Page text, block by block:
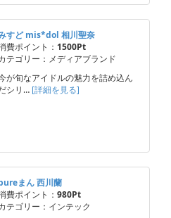
すど mis*dol 相川聖奈
費ポイント： 1500Pt
テゴリー：メディアブランド
が旬なアイドルの魅力を詰め込ん
シリ… [詳細を見る]
まん 西川蘭
費ポイント： 980Pt
テゴリー：インテック